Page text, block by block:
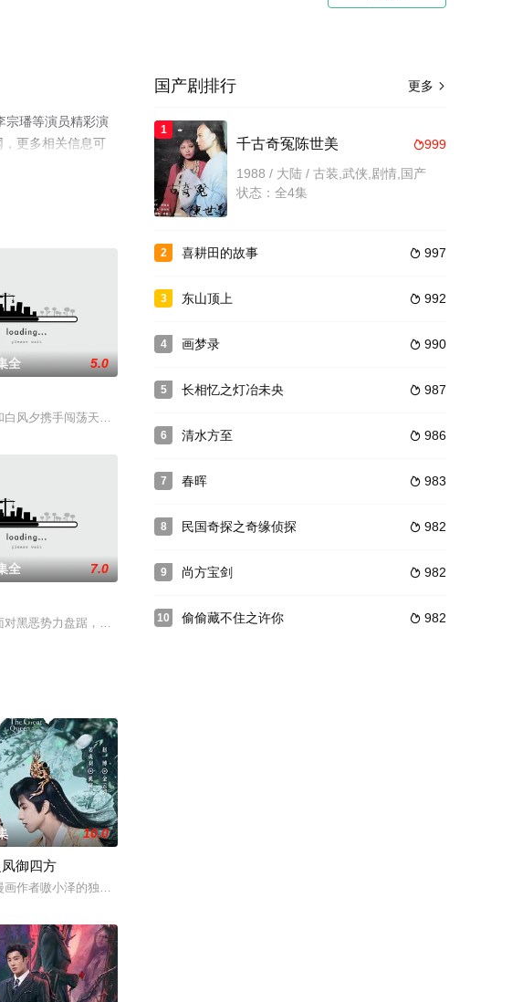
宗璠等演员精彩演
更多相关信息可
的姓名、职业都和老版不同，
李贵妃、皇后的多方挑战，凌小小在太子的帮助下，凭借高超的厨
相遇，迷倒万千少女的高冷校草蔺子默（杨天正 饰），被学妹宫小略（王禛 饰）无下的疯狂迷
全 5.0
风夕携手闯荡天涯的故事。
让林暮玄深陷爱恋，而
涵与萧墨并未表心音，加上证据确凿的谣言，苏筱涵毅然离开。。
暖甜逗趣的青春爱情故事。
全 7.0
对黑恶势力盘踞，刑警勇担危险逆境而上的故事。
该剧聚焦都市青年返乡主题
高景波、徐邵梁、孙希光和黄鹰等人开始筹备建立冀南银行，手
苏晓彤 饰）与童年时因一场意外落下身体残缺的少年顾铭夕（何洛洛 饰）的成长印记与深深联
10.0
御四方
画作者嗷小泽的独家连载漫画《吾凰在上》。现代少女奚圆（姜贞羽 饰）因意外踏入玄机界，
更多 
国产剧排行
1
999
千古奇冤陈世美
1988 / 大陆 / 古装,武侠,剧情,国产
状态：全4集
2  997
喜耕田的故事
3  992
东山顶上
4  990
画梦录
5  987
长相忆之灯冶未央
6  986
清水方至
7  983
春晖
8  982
民国奇探之奇缘侦探
9  982
尚方宝剑
10  982
偷偷藏不住之许你